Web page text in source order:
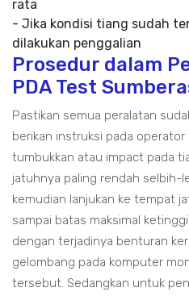
rata
- Jika kondisi tiang sudah
dilakukan penggalian
Prosedur dalam
PDA Test
Pastikan semua peralatan
berikan instruksi pada
tumbukkan atau impact pada
jatuhnya paling rendah selbih-
kemudian lanjukan ke tempat
sampai batas maksimal
dengan terjadinya benturan
gelombang pada komputer
tersebut. Sedangkan untuk